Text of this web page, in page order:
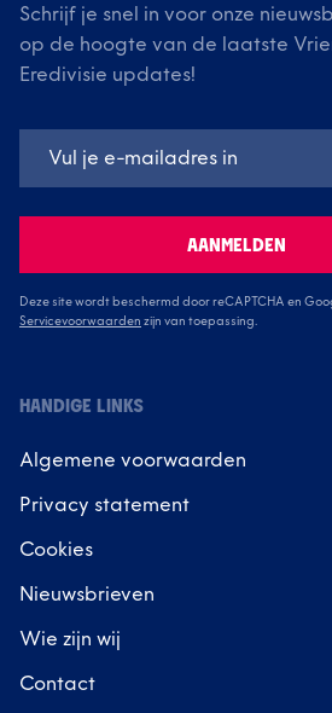
Schrijf je snel in voor onze
op de hoogte van de laatste
Eredivisie updates!
AANMELDEN
Deze site wordt beschermd door reCAPTCHA en
Servicevoorwaarden zijn van toepassing.
HANDIGE LINKS
Algemene voorwaarden
Privacy statement
Cookies
Nieuwsbrieven
Wie zijn wij
Contact